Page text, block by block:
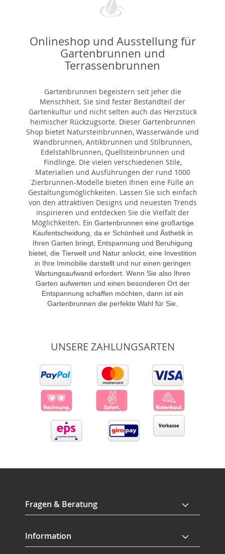
Onlineshop und Ausstellung für
Gartenbrunnen und
Terrassenbrunnen
Gartenbrunnen begeistern seit jeher die
Menschheit. Sie sind fester Bestandteil der
Gartenkultur und nicht selten auch das Herzstück
heimischer Rückzugsorte. Dieser Gartenbrunnen
Shop bietet Natursteinbrunnen, Wasserwände und
Wandbrunnen, Antikbrunnen und Stilbrunnen,
Edelstahlbrunnen, Quellsteinbrunnen und
Findlinge. Die vielen verschiedenen Stile,
Materialien und Ausführungen der rund 1000
Zierbrunnen-Modelle bieten Ihnen eine Fülle an
Gestaltungsmöglichkeiten. Lassen Sie sich einfach
von den attraktiven Designs und neuesten Trends
inspirieren und entdecken Sie die Vielfalt der
Möglichkeiten. Ein Gartenbrunnen eine großartige
Kaufentscheidung, da er Schönheit und Ästhetik in
Ihren Garten bringt, Entspannung und Beruhigung
bietet, die Tierwelt und Natur anlockt, eine Investition
in Ihre Immobilie darstellt und nur einen geringen
Wartungsaufwand erfordert. Wenn Sie also Ihren
Garten aufwerten und einen besonderen Ort der
Entspannung schaffen möchten, dann ist ein
Gartenbrunnen die perfekte Wahl für Sie.
UNSERE ZAHLUNGSARTEN
Fragen & Beratung
Information